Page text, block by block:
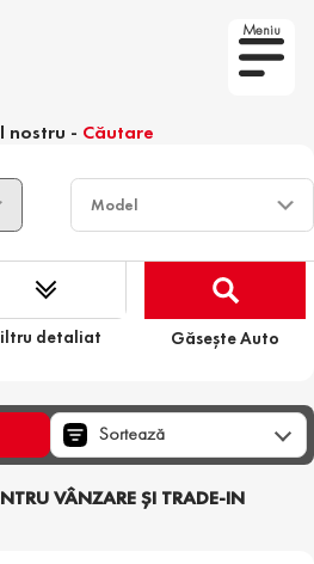
Meniu
nostru - Căutare
detaliat Găsește Auto
VÂNZARE ȘI TRADE-IN
Sortează